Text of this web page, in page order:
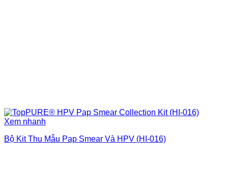
Xem nhanh
Bộ Kit Thu Mẫu Pap Smear Và HPV (HI-016)